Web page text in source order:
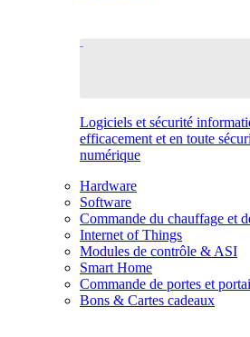
Logiciels et sécurité
efficacement et en toute
numérique
Hardware
Software
Commande du chauffage et
Internet of Things
Modules de contrôle & ASI
Smart Home
Commande de portes et
Bons & Cartes cadeaux